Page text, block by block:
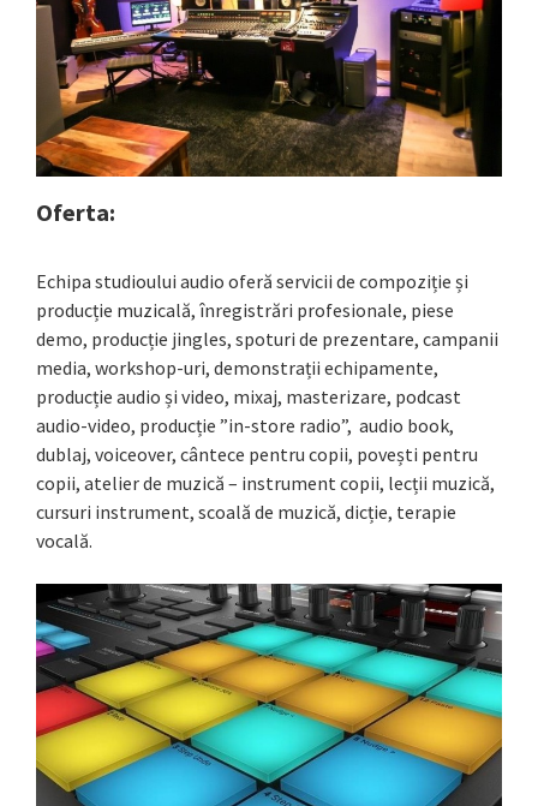
Oferta:
Echipa studioului audio oferă servicii de compoziție și
producție muzicală, înregistrări profesionale, piese
demo, producție jingles, spoturi de prezentare, campanii
media, workshop-uri, demonstrații echipamente,
producție audio și video, mixaj, masterizare, podcast
audio-video, producție ”in-store radio”, audio book,
dublaj, voiceover, cântece pentru copii, povești pentru
copii, atelier de muzică – instrument copii, lecții muzică,
cursuri instrument, scoală de muzică, dicție, terapie
vocală.